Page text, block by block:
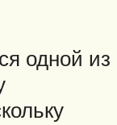
одной из